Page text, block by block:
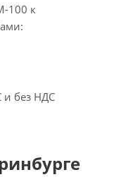
100 к
и без НДС